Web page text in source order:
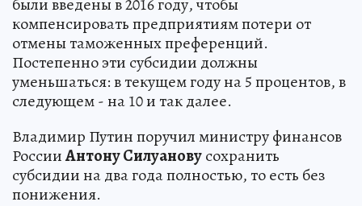
компенсировать предприятиям потери от
отмены таможенных преференций.
Постепенно эти субсидии должны
уменьшаться: в текущем году на 5 процентов, в
следующем - на 10 и так далее.
Владимир Путин поручил министру финансов
РоссииАнтону Силуановусохранить
субсидии на два года полностью, то есть без
понижения.